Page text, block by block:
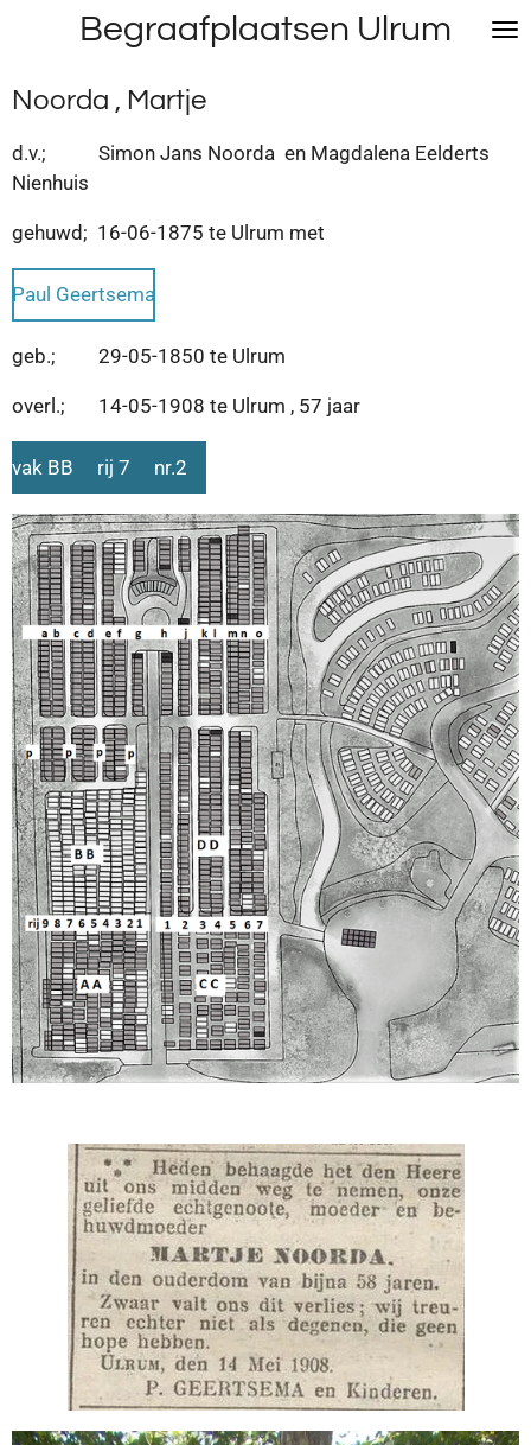
naar
de
hoofdinhoud
Begraafplaatsen Ulrum
Noorda , Martje
d.v.; Simon Jans Noorda en Magdalena Eelderts
Nienhuis
gehuwd; 16-06-1875 te Ulrum met
Paul Geertsema
geb.; 29-05-1850 te Ulrum
overl.; 14-05-1908 te Ulrum , 57 jaar
vak BB rij 7 nr.2